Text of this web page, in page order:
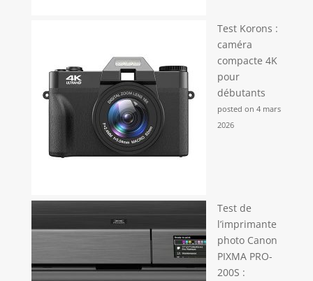
Test Korons :
caméra
compacte 4K
pour
débutants
posted on 4 mars
2026
Test de
l’imprimante
photo Canon
PIXMA PRO-
200S :